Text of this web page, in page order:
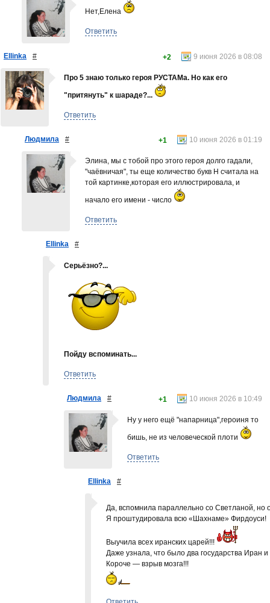
Нет,Елена
Ответить
Ellinka # 9 июня 2026 в 08:08
+2
Про 5 знаю только героя РУСТАМа. Но как его
"притянуть" к шараде?...
Ответить
Людмила # 10 июня 2026 в 01:19
+1
Элина, мы с тобой про этого героя долго гадали,
"чаёвничая", ты еще количество букв Н считала на
той картинке,которая его иллюстрировала, и
начало его имени - число
Ответить
Ellinka #
Серьёзно?...
Пойду вспоминать...
Ответить
Людмила # 10 июня 2026 в 10:49
+1
Ну у него ещё "напарница",героиня то
бишь, не из человеческой плоти
Ответить
Ellinka #
Да, вспомнила параллельно со Светланой, но
Я проштудировала всю «Шахнаме» Фирдоуси!
Выучила всех иранских царей!!!
Даже узнала, что было два государства Иран
Короче — взрыв мозга!!!